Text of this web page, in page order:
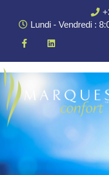
Lundi - Vendredi :